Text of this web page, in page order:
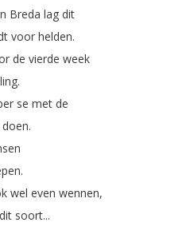
Breda lag dit
voor helden.
de vierde week
.
se met de
doen.
.
wel even wennen,
dit soort...